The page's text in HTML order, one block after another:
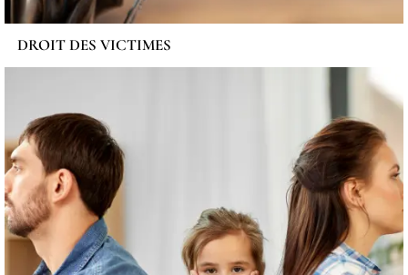
DROIT DES VICTIMES